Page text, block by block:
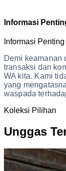
Informasi
Informasi
Demi keamanan
transaksi dan
WA kita. Kami
yang
waspada
Koleksi Pilihan
Unggas